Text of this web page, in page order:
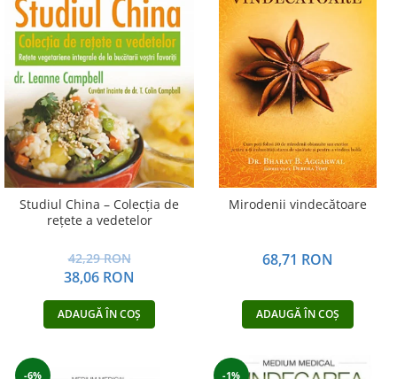
Studiul China – Colecţia de
reţete a vedetelor
42,29 RON
38,06 RON
ADAUGĂ ÎN COȘ
Mirodenii vindecătoare
68,71 RON
ADAUGĂ ÎN COȘ
-6% -1%